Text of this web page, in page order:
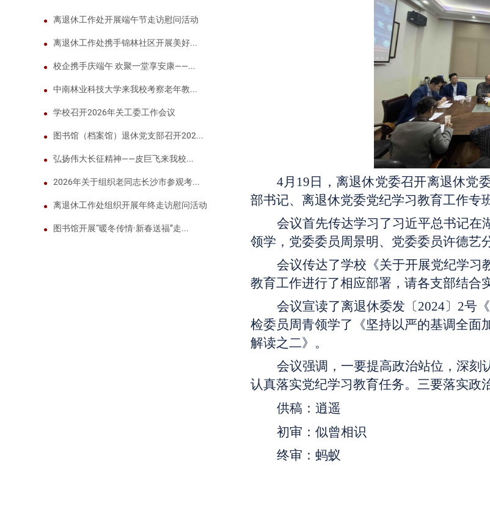
4月19日，离退休党委召开离退休党
部书记、离退休党委党纪学习教育工作专
会议首先传达学习了习近平总书记在
领学，党委委员周景明、党委委员许德艺
会议传达了学校《关于开展党纪学习
教育工作进行了相应部署，请各支部结合
会议宣读了离退休委发〔2024〕2号
检委员周青领学了《坚持以严的基调全
解读之二》。
会议强调，一要提高政治站位，深刻
认真落实党纪学习教育任务。三要落实政
供稿：逍遥
初审：似曾相识
终审：蚂蚁
离退休工作处开展端午节走访慰问活动
离退休工作处携手锦林社区开展美好...
校企携手庆端午 欢聚一堂享安康——...
中南林业科技大学来我校考察老年教...
学校召开2026年关工委工作会议
图书馆（档案馆）退休党支部召开202...
弘扬伟大长征精神——皮巨飞来我校...
2026年关于组织老同志长沙市参观考...
离退休工作处组织开展年终走访慰问活动
图书馆开展“暖冬传情·新春送福”走...